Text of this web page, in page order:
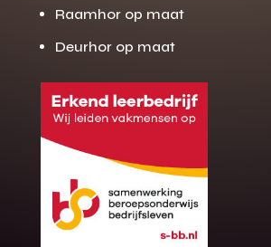
Gratis offerte
op maat?
Binnen 24 uur jouw gratis offerte
10 jaar garantie op de montage
Raamhor op maat
Deurhor op maat